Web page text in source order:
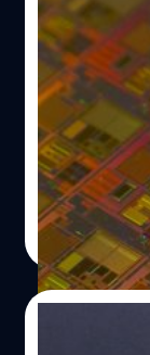
Samsung
Elite Gen
Sedaily สำนัก
Qualcomm แ
ด้วยเทคโนโลยี
ปรีดี ฤกษ์วลีกุล|
Read More